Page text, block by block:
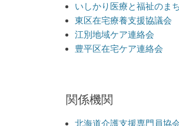
いしかり医療と福祉のま
東区在宅療養支援協議会
江別地域ケア連絡会
豊平区在宅ケア連絡会
関係機関
北海道介護支援専門員協